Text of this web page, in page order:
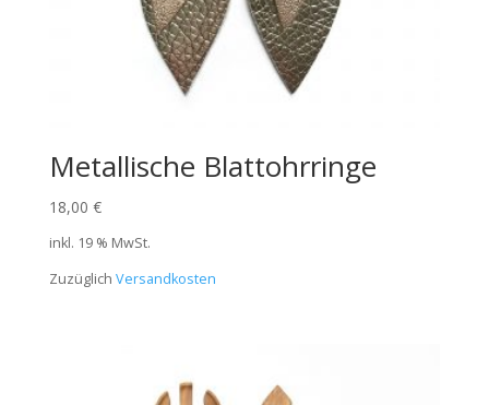
Metallische Blattohrringe
18,00 €
inkl. 19 % MwSt.
Zuzüglich Versandkosten